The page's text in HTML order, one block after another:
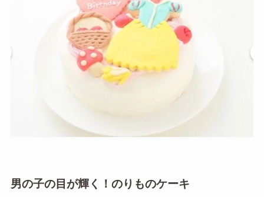
男の子の目が輝く！のりものケーキ